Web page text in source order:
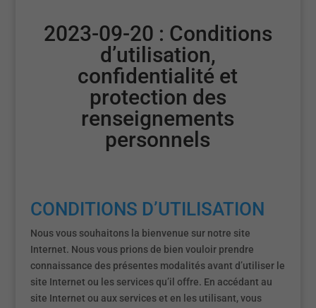
2023-09-20 : Conditions
d’utilisation,
confidentialité et
protection des
renseignements
personnels
CONDITIONS D’UTILISATION
Nous vous souhaitons la bienvenue sur notre site
Internet. Nous vous prions de bien vouloir prendre
connaissance des présentes modalités avant d’utiliser le
site Internet ou les services qu’il offre. En accédant au
site Internet ou aux services et en les utilisant, vous